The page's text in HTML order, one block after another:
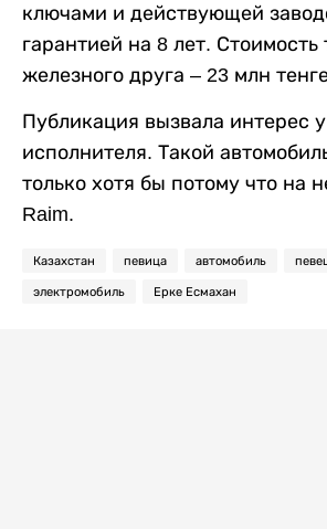
ключами и действующей
гарантией на 8 лет. Стоимость
железного друга – 23 млн
Публикация вызвала интерес
исполнителя. Такой
только хотя бы потому что на
Raim.
Казахстан певица автомобиль
электромобиль Ерке Есмахан